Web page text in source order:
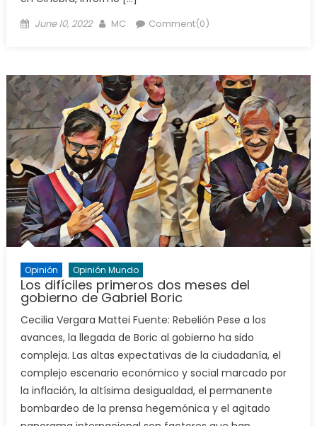
Posted
June 10, 2022 Author
MC Comment(0)
Opinión Opinión Mundo
Los difíciles primeros dos meses del
gobierno de Gabriel Boric
Cecilia Vergara Mattei Fuente: Rebelión Pese a los
avances, la llegada de Boric al gobierno ha sido
compleja. Las altas expectativas de la ciudadanía, el
complejo escenario económico y social marcado por
la inflación, la altísima desigualdad, el permanente
bombardeo de la prensa hegemónica y el agitado